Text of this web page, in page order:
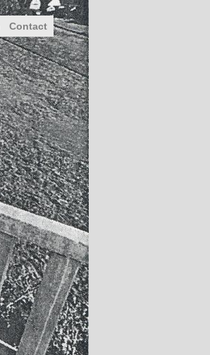
Contact